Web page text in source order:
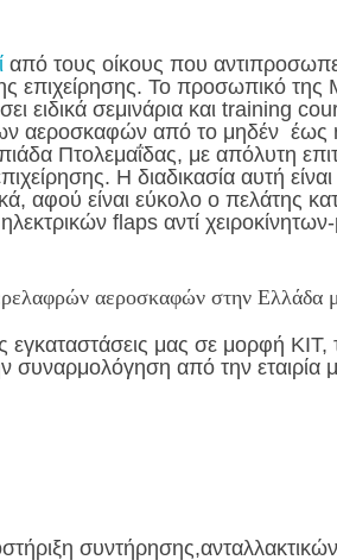
από τους οίκους που
επιχείρησης. Το προσωπικό
ειδικά σεμινάρια και training
αεροσκαφών από το μηδέν έως
Πτολεμαΐδας, με απόλυτη
Η διαδικασία αυτή
αφού είναι εύκολο ο πελάτης
flaps αντί
αεροσκαφών στην
εγκαταστάσεις μας σε μορφή
συναρμολόγηση από την εταιρία